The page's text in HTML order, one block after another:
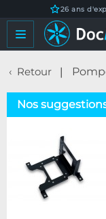
26 ans
Retour
Nos